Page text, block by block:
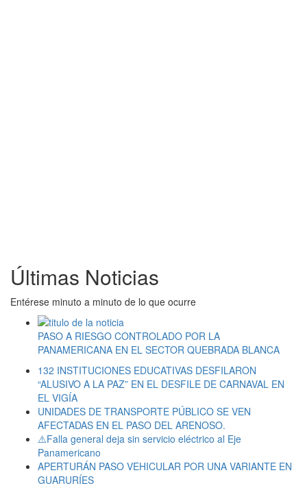
Últimas Noticias
Entérese minuto a minuto de lo que ocurre
PASO A RIESGO CONTROLADO POR LA
PANAMERICANA EN EL SECTOR QUEBRADA BLANCA
132 INSTITUCIONES EDUCATIVAS DESFILARON
“ALUSIVO A LA PAZ” EN EL DESFILE DE CARNAVAL EN
EL VIGÍA
UNIDADES DE TRANSPORTE PÚBLICO SE VEN
AFECTADAS EN EL PASO DEL ARENOSO.
⚠️Falla general deja sin servicio eléctrico al Eje
Panamericano
APERTURÁN PASO VEHICULAR POR UNA VARIANTE EN
GUARURÍES